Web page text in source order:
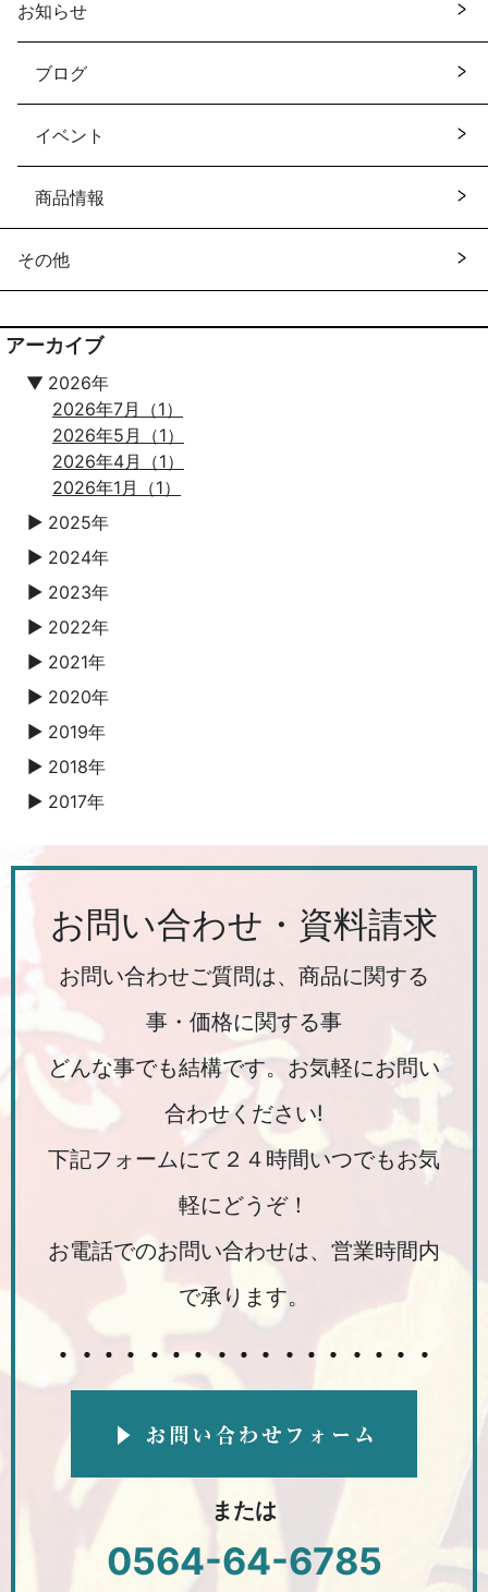
お知らせ
ブログ
イベント
商品情報
その他
アーカイブ
▼ 2026年
2026年7月（1）
2026年5月（1）
2026年4月（1）
2026年1月（1）
▼ 2025年
▼ 2024年
▼ 2023年
▼ 2022年
▼ 2021年
▼ 2020年
▼ 2019年
▼ 2018年
▼ 2017年
お問い合わせ・資料請求
お問い合わせご質問は、商品に関する
事・価格に関する事
どんな事でも結構です。お気軽にお問い
合わせください!
下記フォームにて２４時間いつでもお気
軽にどうぞ！
お電話でのお問い合わせは、営業時間内
で承ります。
または
0564-64-6785